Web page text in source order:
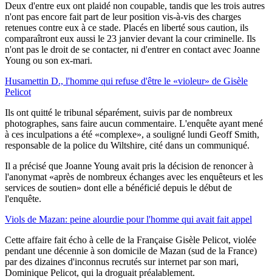
Deux d'entre eux ont plaidé non coupable, tandis que les trois autres
n'ont pas encore fait part de leur position vis-à-vis des charges
retenues contre eux à ce stade. Placés en liberté sous caution, ils
comparaîtront eux aussi le 23 janvier devant la cour criminelle. Ils
n'ont pas le droit de se contacter, ni d'entrer en contact avec Joanne
Young ou son ex-mari.
Husamettin D., l'homme qui refuse d'être le «violeur» de Gisèle
Pelicot
Ils ont quitté le tribunal séparément, suivis par de nombreux
photographes, sans faire aucun commentaire. L'enquête ayant mené
à ces inculpations a été «complexe», a souligné lundi Geoff Smith,
responsable de la police du Wiltshire, cité dans un communiqué.
Il a précisé que Joanne Young avait pris la décision de renoncer à
l'anonymat «après de nombreux échanges avec les enquêteurs et les
services de soutien» dont elle a bénéficié depuis le début de
l'enquête.
Viols de Mazan: peine alourdie pour l'homme qui avait fait appel
Cette affaire fait écho à celle de la Française Gisèle Pelicot, violée
pendant une décennie à son domicile de Mazan (sud de la France)
par des dizaines d'inconnus recrutés sur internet par son mari,
Dominique Pelicot, qui la droguait préalablement.